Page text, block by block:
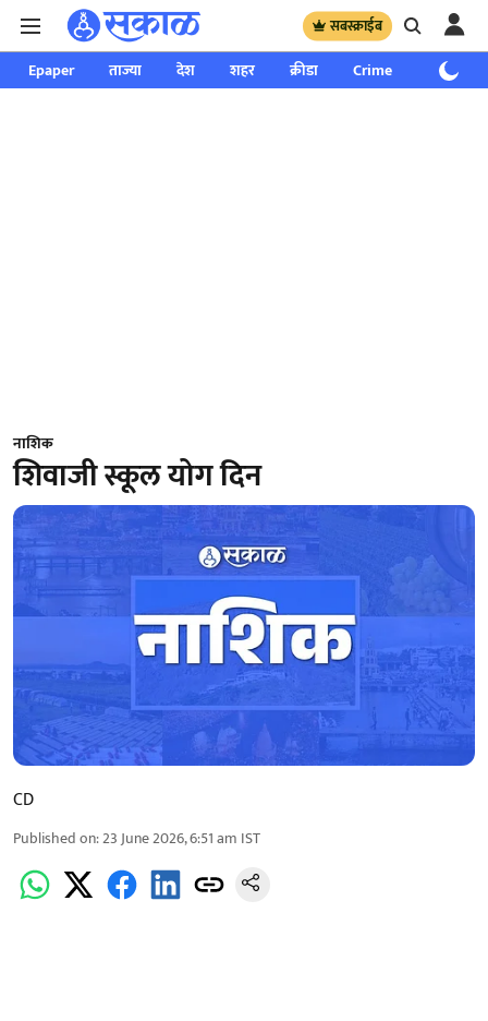
सबस्क्राईब
Epaper ताज्या देश शहर क्रीडा Crime साप्ताहिक
नाशिक
शिवाजी स्कूल योग दिन
CD
Published on:23 June 2026, 6:51 am IST